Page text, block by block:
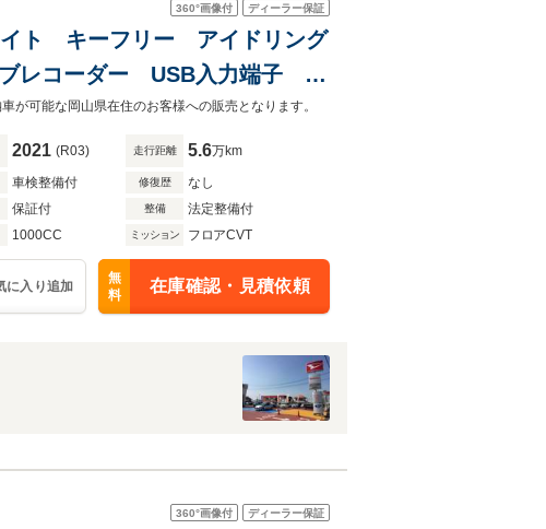
360°画像付 ディーラー保証
イト キーフリー アイドリング
レコーダー USB入力端子
が可能な岡山県在住のお客様への販売となります。
2021 (R03) 走行距離 5.6万km
車検整備付 修復歴 なし
保証付 整備 法定整備付
1000CC ミッション フロアCVT
に入り追加
無
料
在庫確認・見積依頼
360°画像付 ディーラー保証